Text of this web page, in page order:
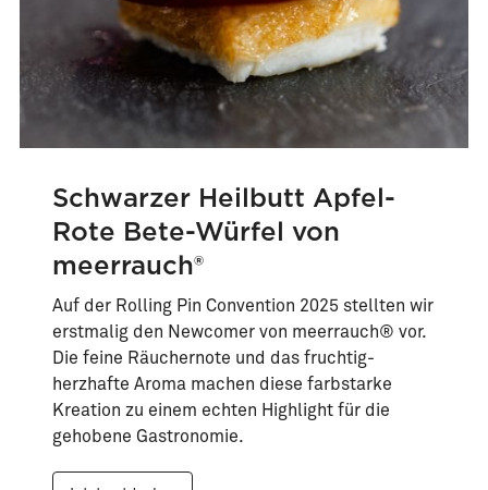
Schwarzer Heilbutt Apfel-
Rote Bete-Würfel von
meerrauch®
Auf der Rolling Pin Convention 2025 stellten wir
erstmalig den Newcomer von meerrauch® vor.
Die feine Räuchernote und das fruchtig-
herzhafte Aroma machen diese farbstarke
Kreation zu einem echten Highlight für die
gehobene Gastronomie.